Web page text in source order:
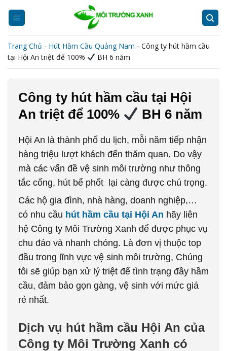
Trang Chủ - Hút Hầm Cầu Quảng Nam - Công ty hút hầm cầu
tại Hội An triệt để 100%
BH 6 năm
Công ty hút hầm cầu tại Hội
An triệt để 100%
BH 6 năm
Hội An là thành phố du lịch, mỗi năm tiếp nhận
hàng triệu lượt khách đến thăm quan. Do vậy
mà các vấn đề vệ sinh môi trường như thông
tắc cống, hút bể phốt lại càng được chú trọng.
Các hộ gia đình, nhà hàng, doanh nghiệp,…
có nhu cầu hút hầm cầu tại Hội An hãy liên
hệ Công ty Môi Trường Xanh để được phục vụ
chu đáo và nhanh chóng. Là đơn vị thuộc top
đầu trong lĩnh vực vệ sinh môi trường, Chúng
tôi sẽ giúp bạn xử lý triệt để tình trạng đầy hầm
cầu, đảm bảo gọn gàng, vệ sinh với mức giá
rẻ nhất.
Dịch vụ hút hầm cầu Hội An của
Công ty Môi Trường Xanh có